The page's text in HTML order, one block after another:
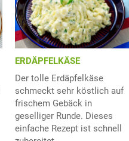
ERDÄPFELKÄSE
Der tolle Erdäpfelkäse
schmeckt sehr köstlich auf
frischem Gebäck in
geselliger Runde. Dieses
einfache Rezept ist schnell